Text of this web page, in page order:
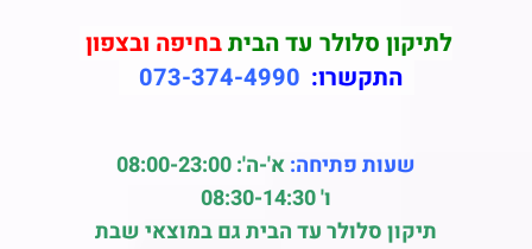
לתיקון סלולר עד הביתבחיפה ובצפון
התקשרו: 073-374-4990
שעות פתיחה:א'-ה': 08:00-23:00
ו' 08:30-14:30
תיקון סלולר עד הבית גם במוצאי שבת